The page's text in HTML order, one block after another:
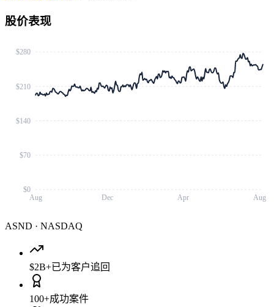
股价表现
Aug Dec Apr Aug
$0
$70
$140
$210
$280
ASND · NASDAQ
$2B+已为客户追回
100+成功案件